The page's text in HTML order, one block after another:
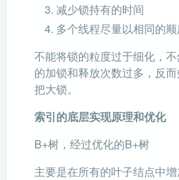
减少锁持有的时间
多个线程尽量以相同的
不能将锁的粒度过于细化，
的加锁和释放次数过多，反
把大锁。
索引的底层实现原理和优化
B+树，经过优化的B+树
主要是在所有的叶子结点中